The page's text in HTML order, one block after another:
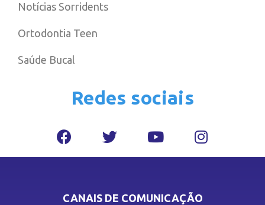
Notícias Sorridents
Ortodontia Teen
Saúde Bucal
Redes sociais
CANAIS DE COMUNICAÇÃO